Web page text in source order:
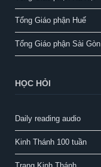
Tổng Giáo phận Huế
Tổng Giáo phận Sài Gòn
HỌC HỎI
Daily reading audio
Kinh Thánh 100 tuần